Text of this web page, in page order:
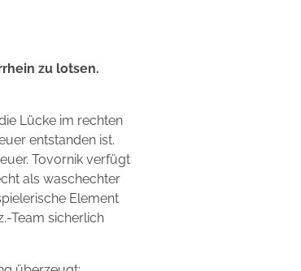
zu lotsen.
Lücke im rechten
entstanden ist.
Tovornik verfügt
als waschechter
Element
Team sicherlich